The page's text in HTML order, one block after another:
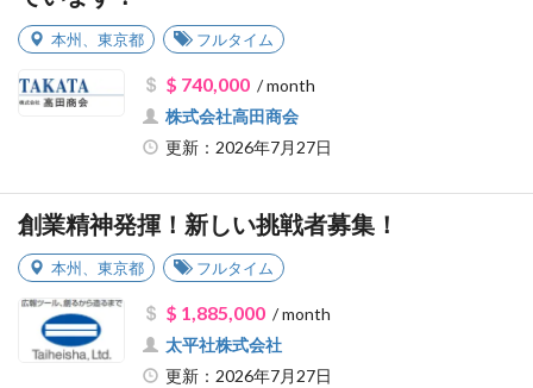
本州 東京都 フルタイム
$ 740,000/ month
株式会社高田商会
更新：2026年7月27日
創業精神発揮！新しい挑戦者募集！
本州 東京都 フルタイム
$ 1,885,000/ month
太平社株式会社
更新：2026年7月27日